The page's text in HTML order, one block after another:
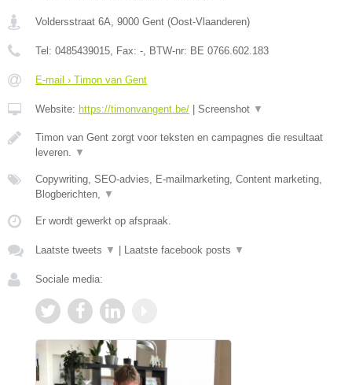
Voldersstraat 6A, 9000 Gent (Oost-Vlaanderen)
Tel: 0485439015, Fax: -, BTW-nr: BE 0766.602.183
E-mail › Timon van Gent
Website: https://timonvangent.be/ Screenshot ▼
Timon van Gent zorgt voor teksten en campagnes die resultaat
leveren. ▼
Copywriting, SEO-advies, E-mailmarketing, Content marketing,
Blogberichten, ▼
Er wordt gewerkt op afspraak.
Laatste tweets ▼ Laatste facebook posts ▼
Sociale media: